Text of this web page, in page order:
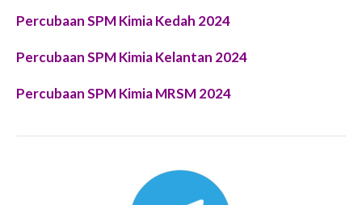
Percubaan SPM Kimia Kedah 2024
Percubaan SPM Kimia Kelantan 2024
Percubaan SPM Kimia MRSM 2024